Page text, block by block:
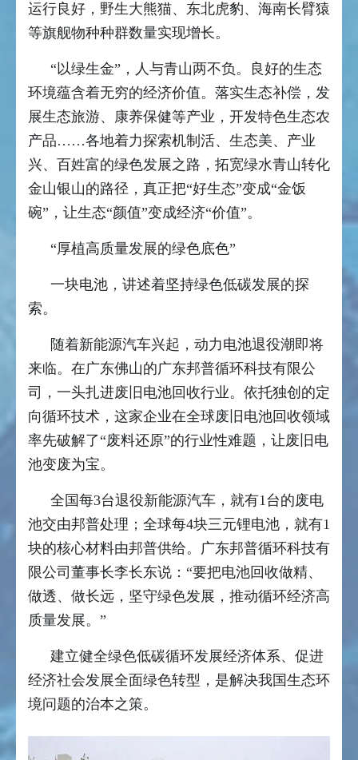
运行良好，野生大熊猫、东北虎豹、海南长臂猿
等旗舰物种种群数量实现增长。
“以绿生金”，人与青山两不负。良好的生态
环境蕴含着无穷的经济价值。落实生态补偿，发
展生态旅游、康养保健等产业，开发特色生态农
产品……各地着力探索机制活、生态美、产业
兴、百姓富的绿色发展之路，拓宽绿水青山转化
金山银山的路径，真正把“好生态”变成“金饭
碗”，让生态“颜值”变成经济“价值”。
“厚植高质量发展的绿色底色”
一块电池，讲述着坚持绿色低碳发展的探
索。
随着新能源汽车兴起，动力电池退役潮即将
来临。在广东佛山的广东邦普循环科技有限公
司，一头扎进废旧电池回收行业。依托独创的定
向循环技术，这家企业在全球废旧电池回收领域
率先破解了“废料还原”的行业性难题，让废旧电
池变废为宝。
全国每3台退役新能源汽车，就有1台的废电
池交由邦普处理；全球每4块三元锂电池，就有1
块的核心材料由邦普供给。广东邦普循环科技有
限公司董事长李长东说：“要把电池回收做精、
做透、做长远，坚守绿色发展，推动循环经济高
质量发展。”
建立健全绿色低碳循环发展经济体系、促进
经济社会发展全面绿色转型，是解决我国生态环
境问题的治本之策。